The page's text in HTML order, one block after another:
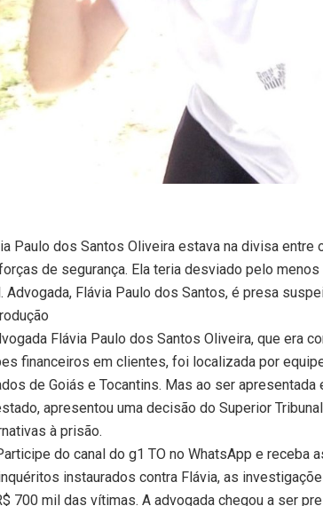
Paulo dos Santos Oliveira estava na divisa entre
de segurança. Ela teria desviado pelo
Advogada, Flávia Paulo dos Santos, é presa
Flávia Paulo dos Santos Oliveira, que era
financeiros em clientes, foi localizada por
de Goiás e Tocantins. Mas ao ser
apresentou uma decisão do Superior
à prisão.
do canal do g1 TO no WhatsApp e receba
instaurados contra Flávia, as
700 mil das vítimas. A advogada chegou a ser